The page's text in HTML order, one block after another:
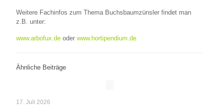
Weitere Fachinfos zum Thema Buchsbaumzünsler findet man
z.B. unter:
www.arbofux.de oder www.hortipendium.de
Ähnliche Beiträge
17. Juli 2026